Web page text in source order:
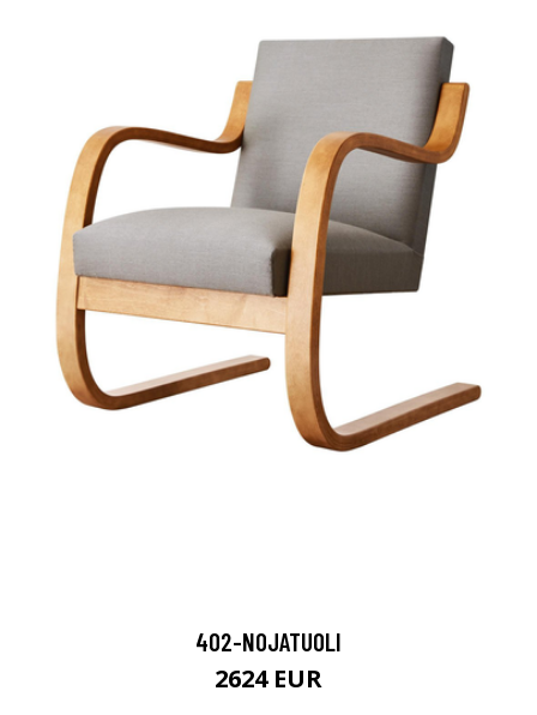
402-NOJATUOLI
2624 EUR